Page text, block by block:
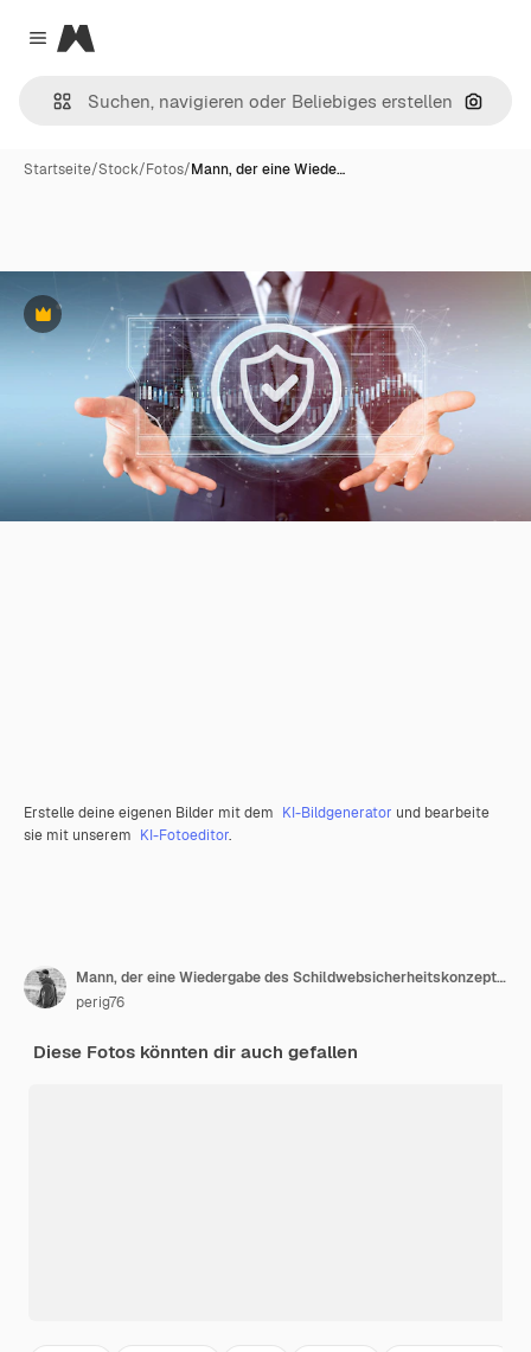
Close menu
Magnific
Nach
Startseite/Stock/Fotos/Mann, der eine Wiede…
Premium
Erstelle deine eigenen Bilder mit dem KI-Bildgenerator und bearbeite
sie mit unserem KI-Fotoeditor.
Mann, der eine Wiedergabe des Schildwebsicherheitskonzeptes 3d hält
perig76
Diese Fotos könnten dir auch gefallen